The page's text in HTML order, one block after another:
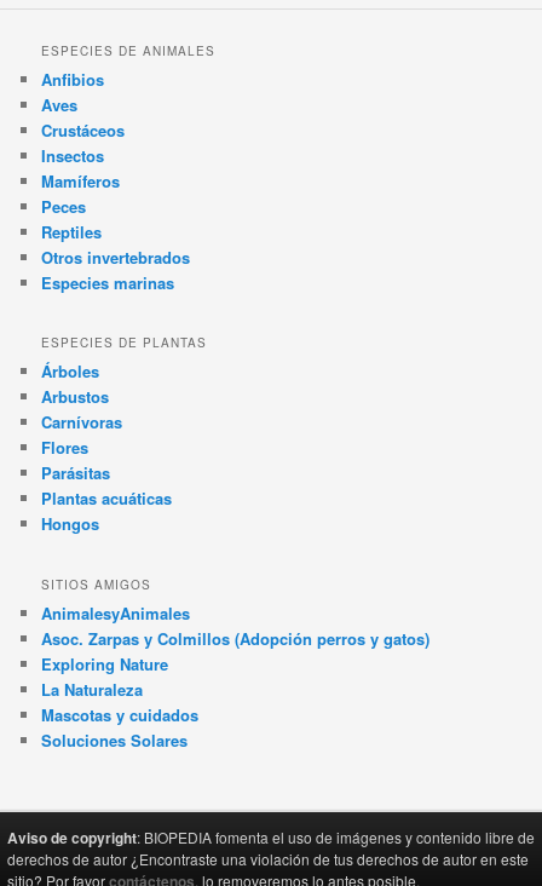
ESPECIES DE ANIMALES
Anfibios
Aves
Crustáceos
Insectos
Mamíferos
Peces
Reptiles
Otros invertebrados
Especies marinas
ESPECIES DE PLANTAS
Árboles
Arbustos
Carnívoras
Flores
Parásitas
Plantas acuáticas
Hongos
SITIOS AMIGOS
AnimalesyAnimales
Asoc. Zarpas y Colmillos (Adopción perros y gatos)
Exploring Nature
La Naturaleza
Mascotas y cuidados
Soluciones Solares
Aviso de copyright: BIOPEDIA fomenta el uso de imágenes y contenido libre de
derechos de autor ¿Encontraste una violación de tus derechos de autor en este
sitio? Por favorcontáctenos, lo removeremos lo antes posible.